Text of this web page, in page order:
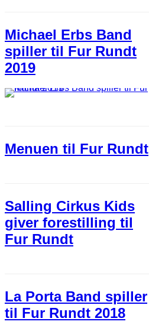
Michael Erbs Band
spiller til Fur Rundt
2019
Menuen til Fur Rundt
Salling Cirkus Kids
giver forestilling til
Fur Rundt
La Porta Band spiller
til Fur Rundt 2018